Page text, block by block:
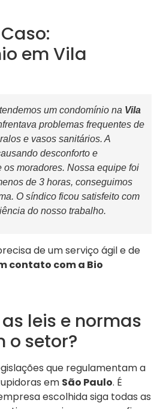
em Vila
um condomínio na Vila
problemas frequentes de
e vasos sanitários. A
desconforto e
os moradores. Nossa equipe foi
de 3 horas, conseguimos
O síndico ficou satisfeito com
do nosso trabalho.
de um serviço ágil e de
contato com a Bio
leis e normas
o setor?
que regulamentam a
em São Paulo. É
escolhida siga todas as